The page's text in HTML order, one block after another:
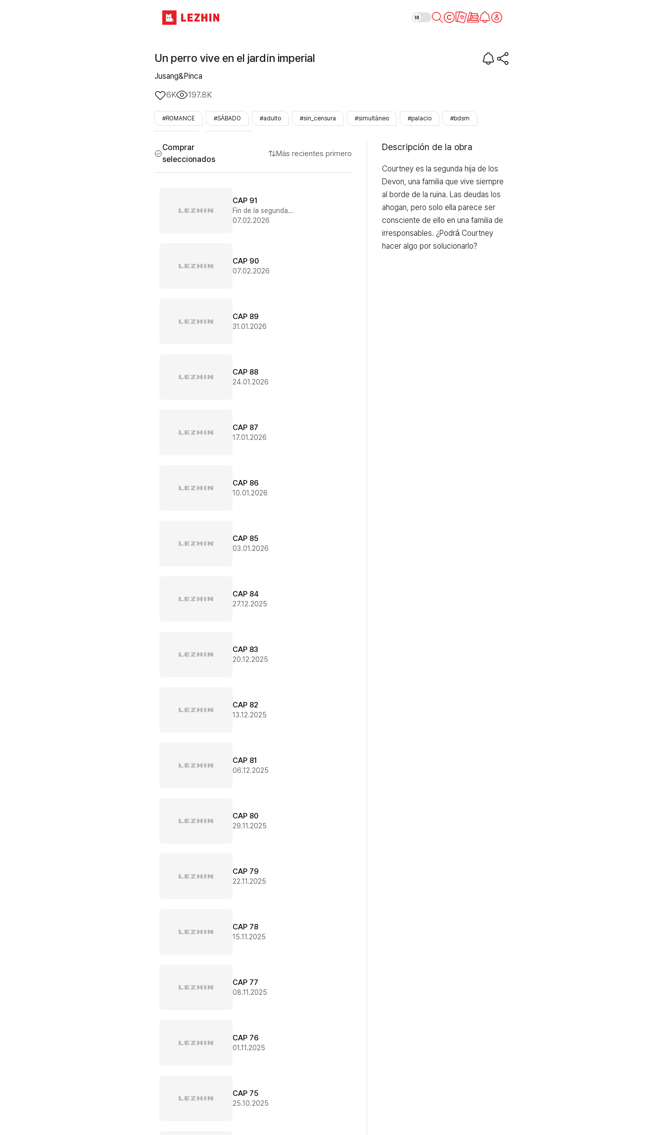
Un perro vive en el jardín imperial
Un perro vive en el jardín imperial
Jusang&Pinca
6K
197.8K
#ROMANCE #SÁBADO #adulto #sin_censura #simultáneo #palacio #bdsm
Comprar
seleccionados
Más recientes primero
CAP 91
Fin de la segunda temporada
07.02.2026
CAP 90
07.02.2026
CAP 89
31.01.2026
CAP 88
24.01.2026
CAP 87
17.01.2026
CAP 86
10.01.2026
CAP 85
03.01.2026
CAP 84
27.12.2025
CAP 83
20.12.2025
CAP 82
13.12.2025
CAP 81
06.12.2025
CAP 80
29.11.2025
CAP 79
22.11.2025
CAP 78
15.11.2025
CAP 77
08.11.2025
CAP 76
01.11.2025
CAP 75
25.10.2025
Descripción de la obra
Courtney es la segunda hija de los
Devon, una familia que vive siempre
al borde de la ruina. Las deudas los
ahogan, pero solo ella parece ser
consciente de ello en una familia de
irresponsables. ¿Podrá Courtney
hacer algo por solucionarlo?